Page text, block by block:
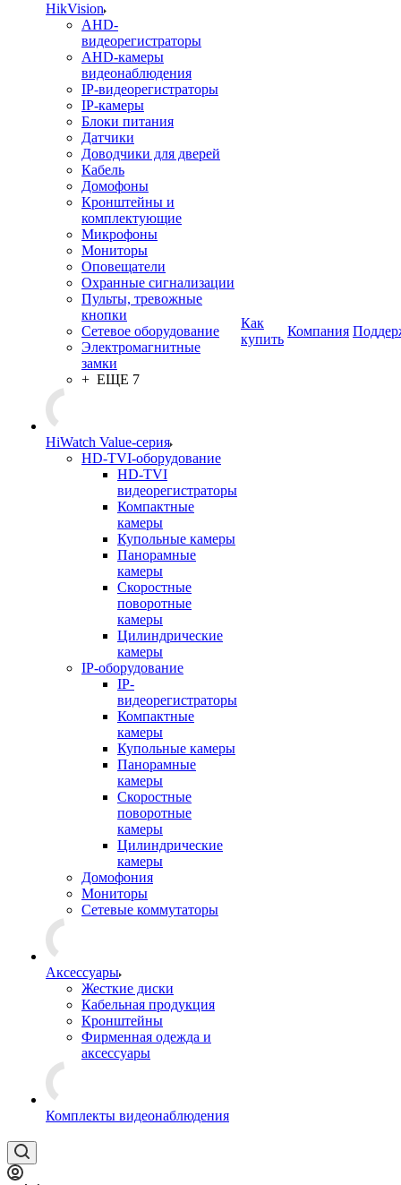
HikVision
AHD-
видеорегистраторы
AHD-камеры
видеонаблюдения
IP-видеорегистраторы
IP-камеры
Блоки питания
Датчики
Доводчики для дверей
Кабель
Домофоны
Кронштейны и
комплектующие
Микрофоны
Мониторы
Оповещатели
Охранные сигнализации
Пульты, тревожные
кнопки
Сетевое оборудование
Электромагнитные
замки
+ ЕЩЕ 7
HiWatch Value-серия
HD-TVI-оборудование
HD-TVI
видеорегистраторы
Компактные
камеры
Купольные камеры
Панорамные
камеры
Скоростные
поворотные
камеры
Цилиндрические
камеры
IP-оборудование
IP-
видеорегистраторы
Компактные
камеры
Купольные камеры
Панорамные
камеры
Скоростные
поворотные
камеры
Цилиндрические
камеры
Домофония
Мониторы
Сетевые коммутаторы
Аксессуары
Жесткие диски
Кабельная продукция
Кронштейны
Фирменная одежда и
аксессуары
Комплекты видеонаблюдения
Как
купить
Компания